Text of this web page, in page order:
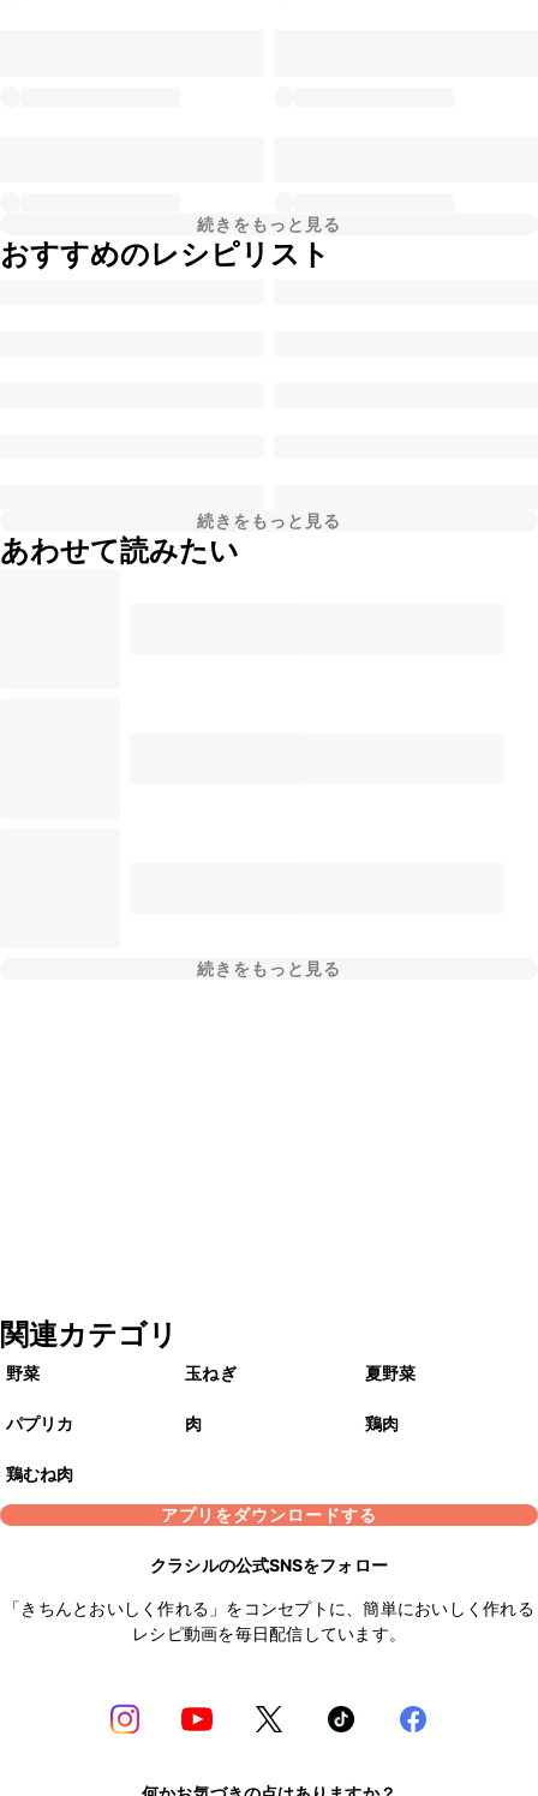
続きをもっと見る
おすすめのレシピリスト
続きをもっと見る
あわせて読みたい
続きをもっと見る
関連カテゴリ
野菜 玉ねぎ 夏野菜
パプリカ 肉 鶏肉
鶏むね肉
アプリをダウンロードする
クラシルの公式SNSをフォロー
「きちんとおいしく作れる」をコンセプトに、簡単においしく作れる
レシピ動画を毎日配信しています。